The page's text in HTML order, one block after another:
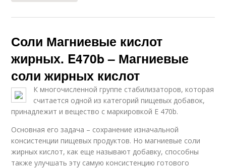
Соли Магниевые кислот
жирных. E470b – Магниевые
соли жирных кислот
К многочисленной группе стабилизаторов, которая
считается одной из категорий пищевых добавок,
принадлежит и вещество с маркировкой Е 470b.
Основная его задача – сохранение изначальной
консистенции пищевых продуктов. Но магниевые соли
жирных кислот, как еще называют добавку, способны
также улучшать эту самую консистенцию готового